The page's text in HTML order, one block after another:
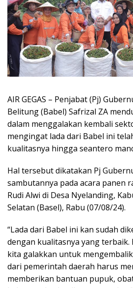
AIR GEGAS – Penjabat (Pj)
Belitung (Babel) Safrizal ZA
dalam menggalakan kembali
mengingat lada dari Babel ini
kualitasnya hingga seantero
Hal tersebut dikatakan Pj
sambutannya pada acara panen
Rudi Alwi di Desa Nyelanding,
Selatan (Basel), Rabu (07/08/24).
“Lada dari Babel ini kan sudah
dengan kualitasnya yang
kita galakkan untuk
dari pemerintah daerah harus
memberikan bantuan pupuk,